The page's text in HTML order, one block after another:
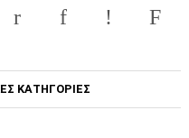
ΚΑΤΗΓΟΡΙΕΣ